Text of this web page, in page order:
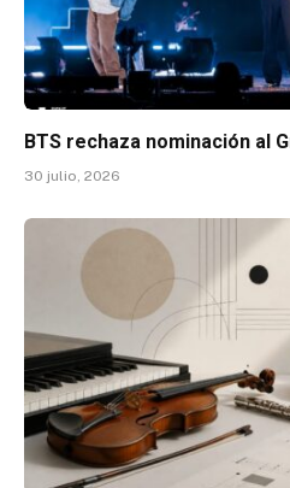
BTS rechaza nominación al
30 julio, 2026